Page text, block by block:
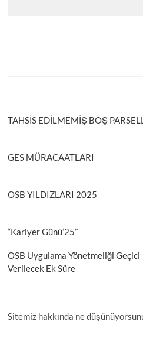
TAHSİS EDİLMEMİŞ BOŞ
GES MÜRACAATLARI
OSB YILDIZLARI 2025
“Kariyer Günü’25”
OSB Uygulama Yönetmeliği Geçici
Verilecek Ek Süre
Sitemiz hakkında ne